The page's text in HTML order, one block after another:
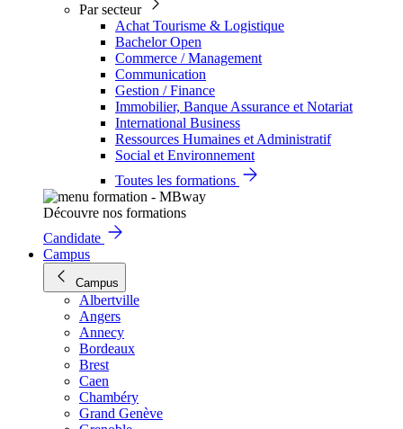
Par secteur
Achat Tourisme & Logistique
Bachelor Open
Commerce / Management
Communication
Gestion / Finance
Immobilier, Banque Assurance et Notariat
International Business
Ressources Humaines et Administratif
Social et Environnement
Toutes les formations
Découvre nos formations
Candidate
Campus
Campus
Albertville
Angers
Annecy
Bordeaux
Brest
Caen
Chambéry
Grand Genève